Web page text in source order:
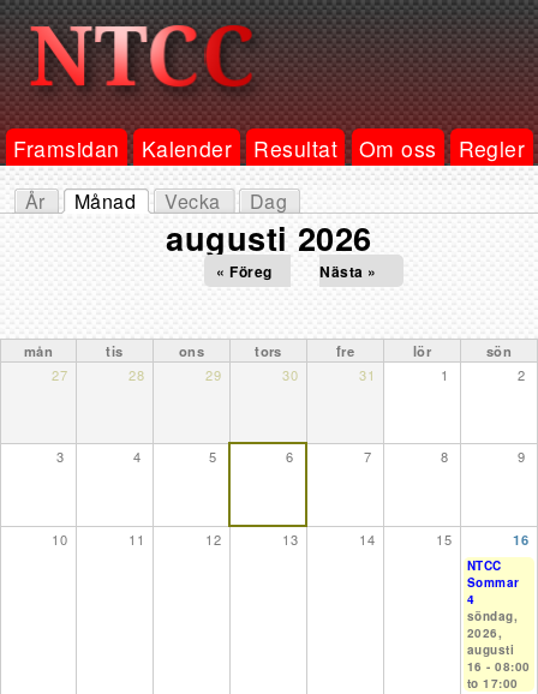
Framsidan Kalender Resultat Om oss Regler
Primära flikar
År
Månad
Vecka Dag
augusti 2026
« Föreg Nästa »
mån tis ons tors fre lör
sön
27
28 29 30 31 1 2
3 4 5 6 7 8 9
10 11 12 13 14 15 16
NTCC
Sommar
4
söndag,
2026,
augusti
16 -08:00
to17:00